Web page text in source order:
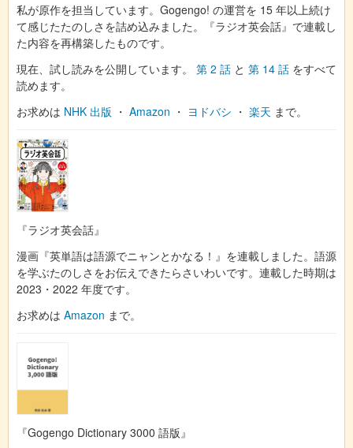
私が原作を担当しています。Gogengo! の運営を 15 年以上続け
て感じたたのしさを詰め込みました。『ラジオ英会話』で連載し
た内容を再構築したものです。
現在、試し読みを公開しています。 第 2 話 と 第 14 話 をすべて
読めます。
お求めは NHK 出版 ・ Amazon ・ ヨドバシ ・ 楽天 まで。
『ラジオ英会話』
漫画『英単語は語源でニャンとかなる！』を連載しました。語源
を学ぶたのしさをお伝えできたらさいわいです。連載した時期は
2023・2022 年度です。
お求めは Amazon まで。
『Gogengo Dictionary 3000 語版』